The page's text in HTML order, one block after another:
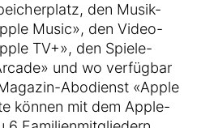
den Musik-
Music», den Video-
TV+», den Spiele-
und wo verfügbar
Abodienst «Apple
können mit dem Apple-